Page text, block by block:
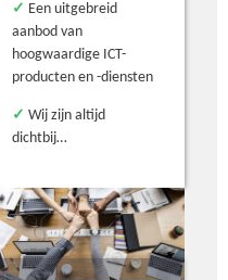
✓ Een uitgebreid
aanbod van
hoogwaardige ICT-
producten en -diensten
✓ Wij zijn altijd
dichtbij…